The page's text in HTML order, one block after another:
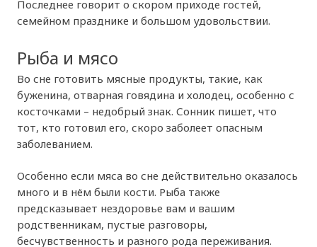
Последнее говорит о скором приходе гостей,
семейном празднике и большом удовольствии.
Рыба и мясо
Во сне готовить мясные продукты, такие, как
буженина, отварная говядина и холодец, особенно с
косточками – недобрый знак. Сонник пишет, что
тот, кто готовил его, скоро заболеет опасным
заболеванием.
Особенно если мяса во сне действительно оказалось
много и в нём были кости. Рыба также
предсказывает нездоровье вам и вашим
родственникам, пустые разговоры,
бесчувственность и разного рода переживания.